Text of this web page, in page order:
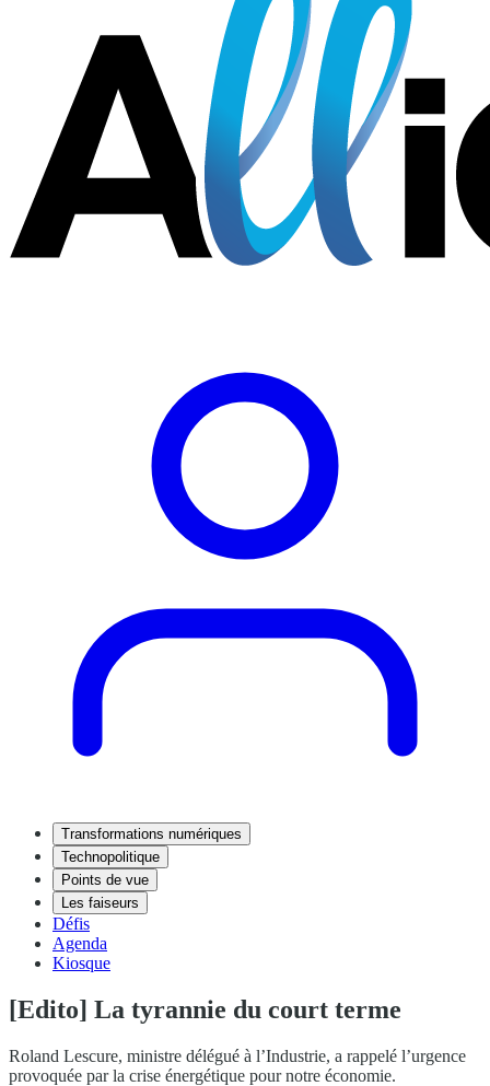
Transformations numériques
Technopolitique
Points de vue
Les faiseurs
Défis
Agenda
Kiosque
[Edito] La tyrannie du court terme
Roland Lescure, ministre délégué à l’Industrie, a rappelé l’urgence
provoquée par la crise énergétique pour notre économie.